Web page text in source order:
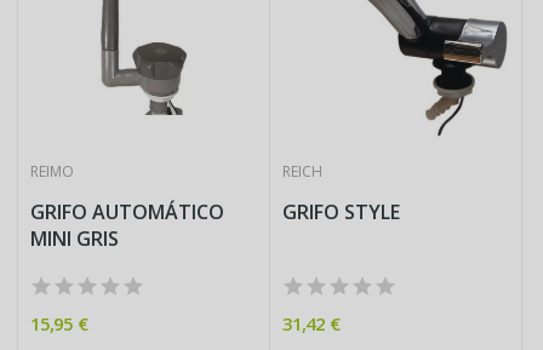
REIMO
GRIFO AUTOMÁTICO
MINI GRIS
15,95 €
REICH
GRIFO STYLE
31,42 €